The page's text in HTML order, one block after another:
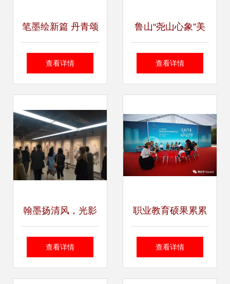
笔墨绘新篇 丹青颂
华章——2022上海
长宁隆重开展
查看详情
鲁山“尧山心象”美
术摄影展邀您共赏
水之韵
查看详情
翰墨扬清风，光影
绘廉韵——市自然
查看详情
职业教育硕果累累
引盛赞，艺校承办
查看详情